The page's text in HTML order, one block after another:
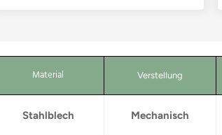
Material Verstellung
Stahlblech Mechanisch